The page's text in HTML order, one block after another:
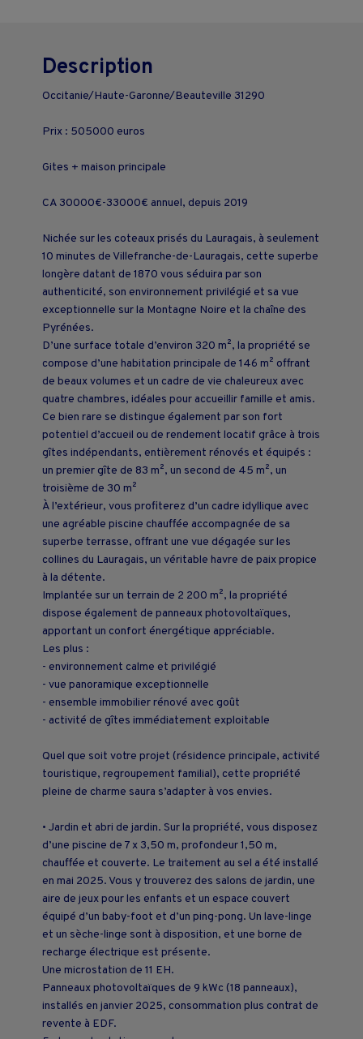
Description
Occitanie/Haute-Garonne/Beauteville 31290
Prix : 505000 euros
Gites + maison principale
CA 30000€-33000€ annuel, depuis 2019
Nichée sur les coteaux prisés du Lauragais, à seulement
10 minutes de Villefranche-de-Lauragais, cette superbe
longère datant de 1870 vous séduira par son
authenticité, son environnement privilégié et sa vue
exceptionnelle sur la Montagne Noire et la chaîne des
Pyrénées.
D’une surface totale d’environ 320 m², la propriété se
compose d’une habitation principale de 146 m² offrant
de beaux volumes et un cadre de vie chaleureux avec
quatre chambres, idéales pour accueillir famille et amis.
Ce bien rare se distingue également par son fort
potentiel d’accueil ou de rendement locatif grâce à trois
gîtes indépendants, entièrement rénovés et équipés :
un premier gîte de 83 m², un second de 45 m², un
troisième de 30 m²
À l’extérieur, vous profiterez d’un cadre idyllique avec
une agréable piscine chauffée accompagnée de sa
superbe terrasse, offrant une vue dégagée sur les
collines du Lauragais, un véritable havre de paix propice
à la détente.
Implantée sur un terrain de 2 200 m², la propriété
dispose également de panneaux photovoltaïques,
apportant un confort énergétique appréciable.
Les plus :
- environnement calme et privilégié
- vue panoramique exceptionnelle
- ensemble immobilier rénové avec goût
- activité de gîtes immédiatement exploitable
Quel que soit votre projet (résidence principale, activité
touristique, regroupement familial), cette propriété
pleine de charme saura s’adapter à vos envies.
• Jardin et abri de jardin. Sur la propriété, vous disposez
d’une piscine de 7 x 3,50 m, profondeur 1,50 m,
chauffée et couverte. Le traitement au sel a été installé
en mai 2025. Vous y trouverez des salons de jardin, une
aire de jeux pour les enfants et un espace couvert
équipé d’un baby-foot et d’un ping-pong. Un lave-linge
et un sèche-linge sont à disposition, et une borne de
recharge électrique est présente.
Une microstation de 11 EH.
Panneaux photovoltaïques de 9 kWc (18 panneaux),
installés en janvier 2025, consommation plus contrat de
revente à EDF.